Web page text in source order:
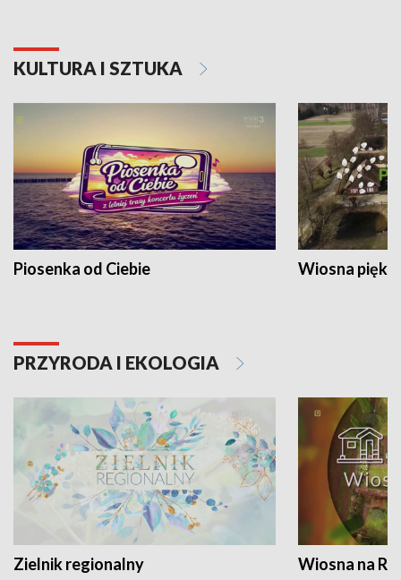
KULTURA I SZTUKA
Piosenka od Ciebie Wiosna
PRZYRODA I EKOLOGIA
Zielnik regionalny Wiosna na